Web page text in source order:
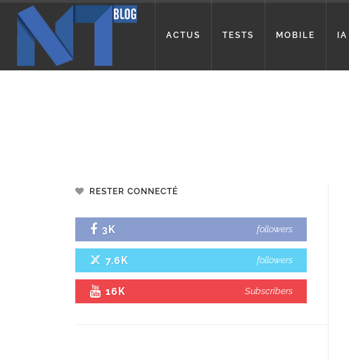
ACTUS TESTS MOBILE IA
RESTER CONNECTÉ
3K followers
7.6K followers
16K Subscribers